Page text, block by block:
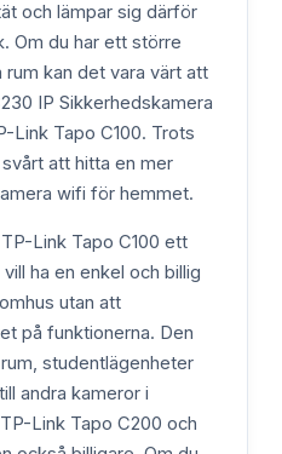
och lämpar sig därför
Om du har ett större
kan det vara värt att
IP Sikkerhedskamera
Link Tapo C100. Trots
att hitta en mer
wifi för hemmet.
Link Tapo C100 ett
ha en enkel och billig
utan att
på funktionerna. Den
studentlägenheter
andra kameror i
Link Tapo C200 och